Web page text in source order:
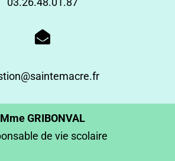
Mme GRIBONVAL
de vie scolaire